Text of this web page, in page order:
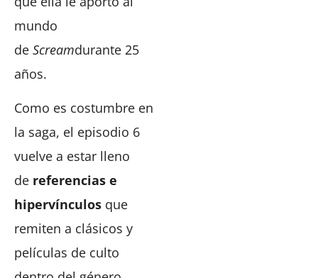
mundo
de Screamdurante 25
años.
Como es costumbre en
la saga, el episodio 6
vuelve a estar lleno
de referencias e
hipervínculos que
remiten a clásicos y
películas de culto